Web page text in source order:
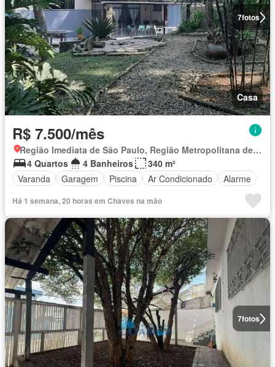
7fotos
Casa
R$ 7.500/mês
Região Imediata de São Paulo, Região Metropolitana de São Paulo
4 Quartos
4 Banheiros
340 m²
Varanda
Garagem Piscina Ar Condicionado Alarme
Há 1 semana, 20 horas em Chaves na mão
7fotos